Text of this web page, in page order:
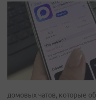
домовых чатов, которые